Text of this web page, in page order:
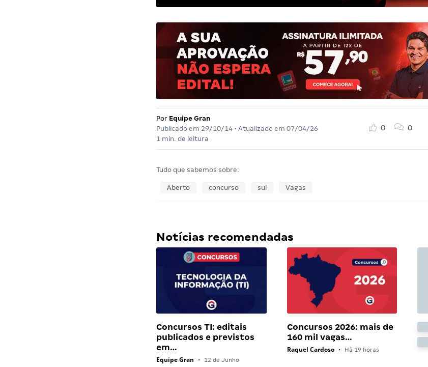
Por Equipe Gran
Publicado em 29/10/14• Atualizado em 07/04/26
1 min. de leitura
0 0
Tudo que sabemos sobre:
Aberto concurso sul Vagas
Notícias recomendadas
Concursos TI: editais
publicados e previstos
em…
Equipe Gran • 12 de Junho
Concursos 2026: mais de
160 mil vagas…
Raquel Cardoso • Há 19 horas